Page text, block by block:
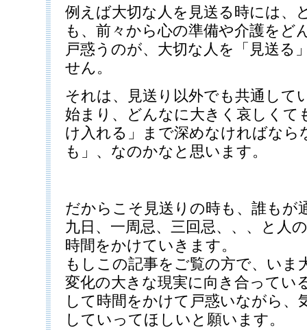
例えば大切な人を見送る時には、
も、前々から心の準備や介護を
戸惑うのが、大切な人を「見送る
せん。
それは、見送り以外でも共通して
始まり、どんなに大きく哀しくて
け入れる」まで深めなければなら
も」、なのかなと思います。
だからこそ見送りの時も、誰もが
九日、一周忌、三回忌、、、と人
時間をかけていきます。
もしこの記事をご覧の方で、いま
変化の大きな現実に向き合ってい
して時間をかけて戸惑いながら、
していってほしいと願います。